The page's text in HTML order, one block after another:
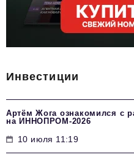
Инвестиции
Артём Жога ознакомился с
на ИННОПРОМ-2026
10 июля 11:19